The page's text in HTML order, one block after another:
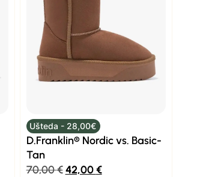
Ušteda - 28,00€
D.Franklin® Nordic vs. Basic-
Tan
70,00€ 42,00€